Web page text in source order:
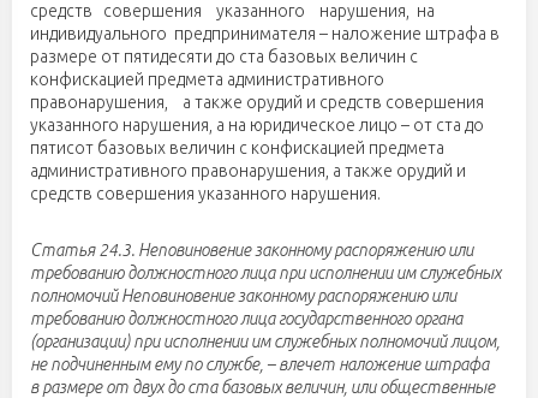
средств совершения указанного нарушения, на
индивидуального предпринимателя – наложение штрафа в
размере от пятидесяти до ста базовых величин с
конфискацией предмета административного
правонарушения, а также орудий и средств совершения
указанного нарушения, а на юридическое лицо – от ста до
пятисот базовых величин с конфискацией предмета
административного правонарушения, а также орудий и
средств совершения указанного нарушения.
Статья 24.3. Неповиновение законному распоряжению или
требованию должностного лица при исполнении им служебных
полномочий Неповиновение законному распоряжению или
требованию должностного лица государственного органа
(организации) при исполнении им служебных полномочий лицом,
не подчиненным ему по службе, – влечет наложение штрафа
в размере от двух до ста базовых величин, или общественные